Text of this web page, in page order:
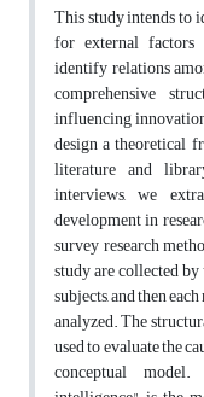
This study intends to
for external factors
identify relations
comprehensive
influencing
design a theoretical
literature and
interviews, we
development in
survey research
study are collected
subjects, and then
analyzed. The
used to evaluate the
conceptual